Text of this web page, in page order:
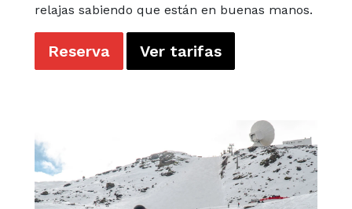
relajas sabiendo que están en buenas manos.
Reserva Ver tarifas